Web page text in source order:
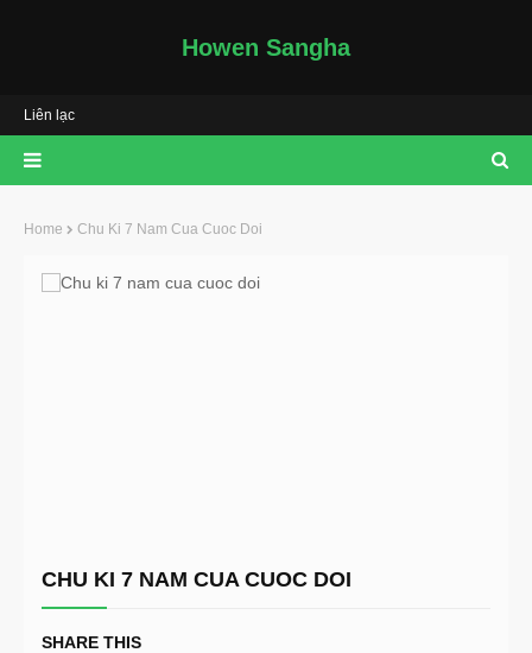
Howen Sangha
Liên lạc
Home Chu Ki 7 Nam Cua Cuoc Doi
CHU KI 7 NAM CUA CUOC DOI
SHARE THIS